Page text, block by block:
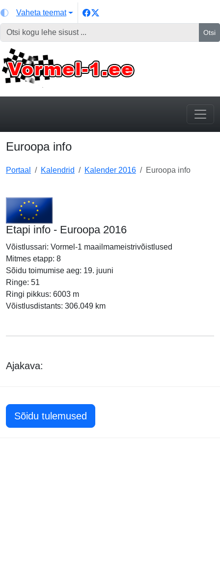
Vaheta teemat
Otsi
Euroopa info
Portaal Kalendrid Kalender 2016 Euroopa info
Etapi info - Euroopa 2016
Võistlussari: Vormel-1 maailmameistrivõistlused
Mitmes etapp: 8
Sõidu toimumise aeg: 19. juuni
Ringe: 51
Ringi pikkus: 6003 m
Võistlusdistants: 306.049 km
Ajakava:
Sõidu tulemused